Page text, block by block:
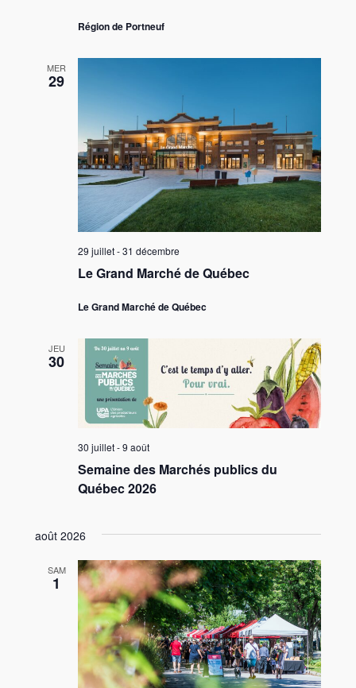
Région de Portneuf
MER
29
Le Grand Marché de Québec
29 juillet-31 décembre
Le Grand Marché de Québec
JEU
30
Semaine des Marchés publics du
Québec 2026
30 juillet-9 août
août 2026
SAM
1